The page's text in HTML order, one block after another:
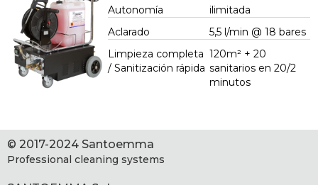
Autonomía
ilimitada
Aclarado
5,5 l/min @ 18 bares
Limpieza completa
/ Sanitización rápida
120m² + 20
sanitarios en 20/2
minutos
© 2017-2024 Santoemma
Professional cleaning systems